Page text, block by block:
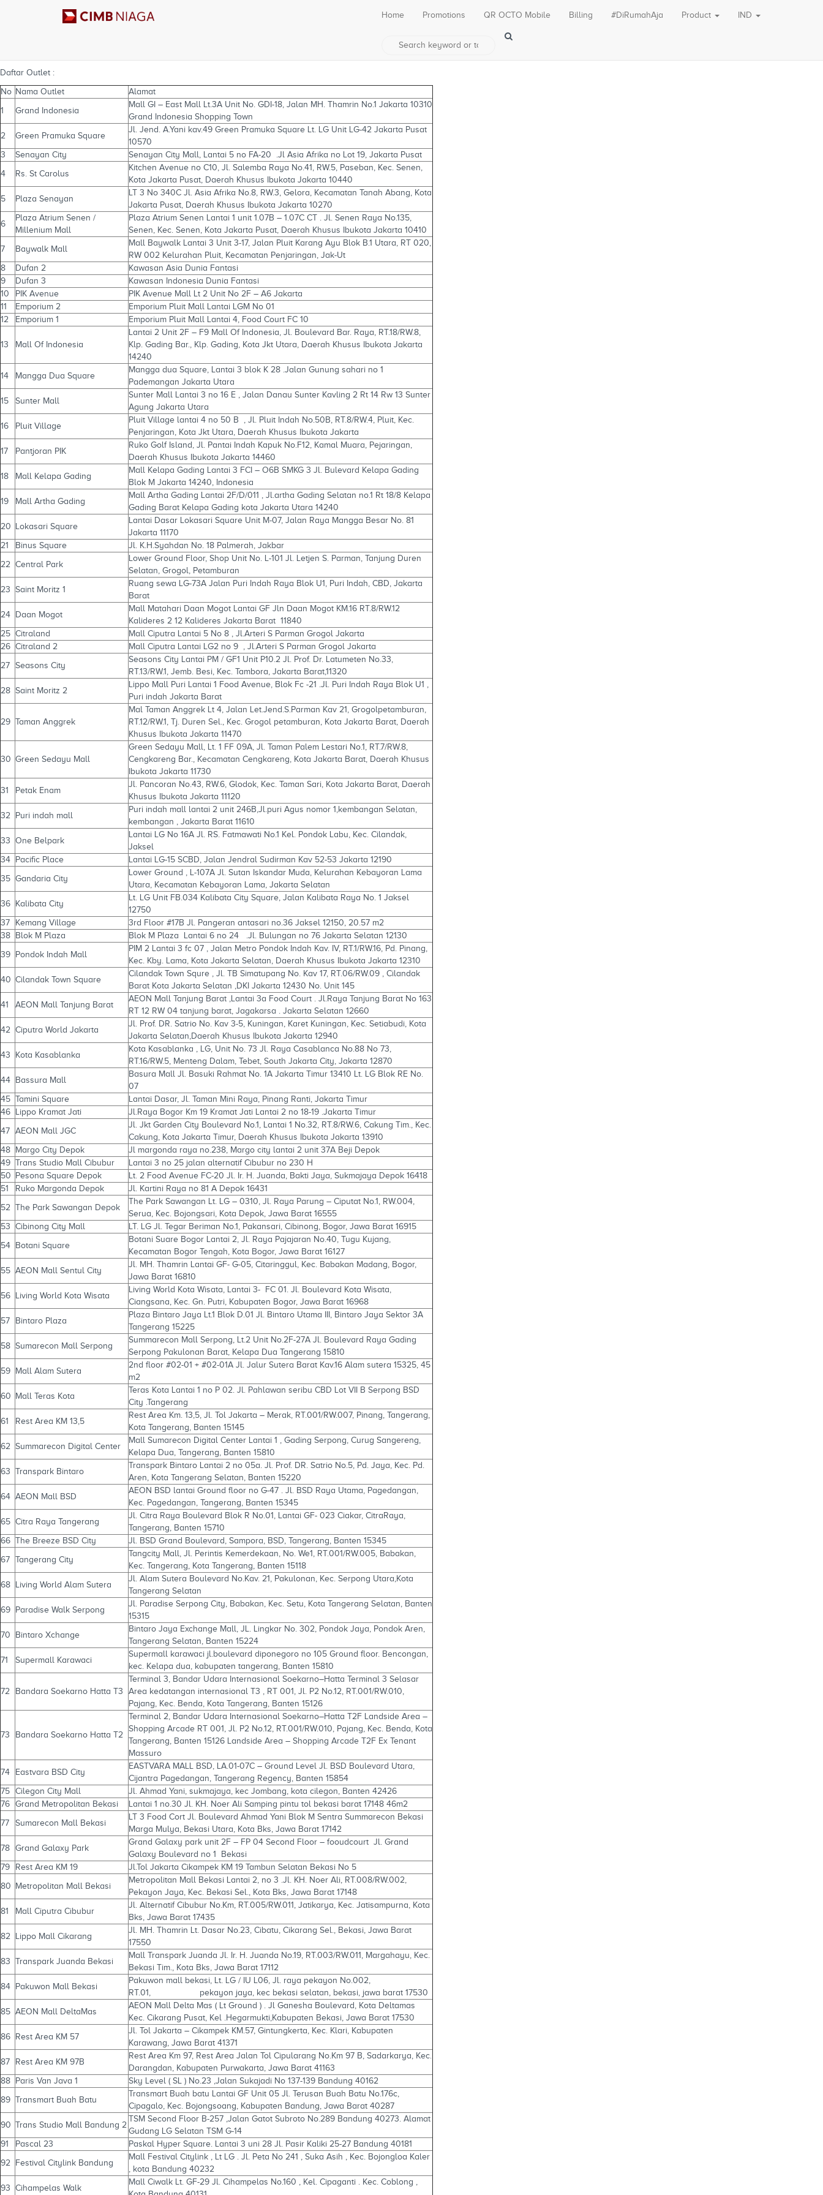
Home Promotions QR OCTO Mobile Billing #DiRumahAja Product IND
Daftar Outlet :
No Nama Outlet Alamat
1 Grand Indonesia
Mall GI – East Mall Lt.3A Unit No. GDI-18, Jalan MH. Thamrin No.1 Jakarta 10310
Grand Indonesia Shopping Town
2 Green Pramuka Square
Jl. Jend. A.Yani kav.49 Green Pramuka Square Lt. LG Unit LG-42 Jakarta Pusat
10570
3
Senayan City Senayan City Mall, Lantai 5 no FA-20 .Jl Asia Afrika no Lot 19, Jakarta Pusat
4 Rs. St Carolus
Kitchen Avenue no C10, Jl. Salemba Raya No.41, RW.5, Paseban, Kec. Senen,
Kota Jakarta Pusat, Daerah Khusus Ibukota Jakarta 10440
5 Plaza Senayan
LT 3 No 340C Jl. Asia Afrika No.8, RW.3, Gelora, Kecamatan Tanah Abang, Kota
Jakarta Pusat, Daerah Khusus Ibukota Jakarta 10270
6
Plaza Atrium Senen /
Millenium Mall
Plaza Atrium Senen Lantai 1 unit 1.07B – 1.07C CT . Jl. Senen Raya No.135,
Senen, Kec. Senen, Kota Jakarta Pusat, Daerah Khusus Ibukota Jakarta 10410
7 Baywalk Mall
Mall Baywalk Lantai 3 Unit 3-17, Jalan Pluit Karang Ayu Blok B.1 Utara, RT 020,
RW 002 Kelurahan Pluit, Kecamatan Penjaringan, Jak-Ut
8
Dufan 2
Kawasan Asia Dunia Fantasi
9
Dufan 3
Kawasan Indonesia Dunia Fantasi
10
PIK Avenue
PIK Avenue Mall Lt 2 Unit No 2F – A6 Jakarta
11
Emporium 2
Emporium Pluit Mall Lantai LGM No 01
12
Emporium 1 Emporium Pluit Mall Lantai 4, Food Court FC 10
13 Mall Of Indonesia
Lantai 2 Unit 2F – F9 Mall Of Indonesia, Jl. Boulevard Bar. Raya, RT.18/RW.8,
Klp. Gading Bar., Klp. Gading, Kota Jkt Utara, Daerah Khusus Ibukota Jakarta
14240
14 Mangga Dua Square
Mangga dua Square, Lantai 3 blok K 28 .Jalan Gunung sahari no 1
Pademangan Jakarta Utara
15 Sunter Mall
Sunter Mall Lantai 3 no 16 E , Jalan Danau Sunter Kavling 2 Rt 14 Rw 13 Sunter
Agung Jakarta Utara
16 Pluit Village
Pluit Village lantai 4 no 50 B , Jl. Pluit Indah No.50B, RT.8/RW.4, Pluit, Kec.
Penjaringan, Kota Jkt Utara, Daerah Khusus Ibukota Jakarta
17 Pantjoran PIK
Ruko Golf Island, Jl. Pantai Indah Kapuk No.F12, Kamal Muara, Pejaringan,
Daerah Khusus Ibukota Jakarta 14460
18 Mall Kelapa Gading
Mall Kelapa Gading Lantai 3 FCI – O6B SMKG 3 Jl. Bulevard Kelapa Gading
Blok M Jakarta 14240, Indonesia
19 Mall Artha Gading
Mall Artha Gading Lantai 2F/D/011 , Jl.artha Gading Selatan no.1 Rt 18/8 Kelapa
Gading Barat Kelapa Gading kota Jakarta Utara 14240
20 Lokasari Square
Lantai Dasar Lokasari Square Unit M-07, Jalan Raya Mangga Besar No. 81
Jakarta 11170
21
Binus Square Jl. K.H.Syahdan No. 18 Palmerah, Jakbar
22 Central Park
Lower Ground Floor, Shop Unit No. L-101 Jl. Letjen S. Parman, Tanjung Duren
Selatan, Grogol, Petamburan
23 Saint Moritz 1
Ruang sewa LG-73A Jalan Puri Indah Raya Blok U1, Puri Indah, CBD, Jakarta
Barat
24 Daan Mogot
Mall Matahari Daan Mogot Lantai GF Jln Daan Mogot KM.16 RT.8/RW.12
Kalideres 2 12 Kalideres Jakarta Barat 11840
25 Citraland
Mall Ciputra Lantai 5 No 8 , Jl.Arteri S Parman Grogol Jakarta
26 Citraland 2 Mall Ciputra Lantai LG2 no 9 , Jl.Arteri S Parman Grogol Jakarta
27 Seasons City
Seasons City Lantai PM / GF1 Unit P10.2 Jl. Prof. Dr. Latumeten No.33,
RT.13/RW.1, Jemb. Besi, Kec. Tambora, Jakarta Barat,11320
28 Saint Moritz 2
Lippo Mall Puri Lantai 1 Food Avenue, Blok Fc -21 .Jl. Puri Indah Raya Blok U1 ,
Puri indah Jakarta Barat
29 Taman Anggrek
Mal Taman Anggrek Lt 4, Jalan Let.Jend.S.Parman Kav 21, Grogolpetamburan,
RT.12/RW.1, Tj. Duren Sel., Kec. Grogol petamburan, Kota Jakarta Barat, Daerah
Khusus Ibukota Jakarta 11470
30 Green Sedayu Mall
Green Sedayu Mall, Lt. 1 FF 09A, Jl. Taman Palem Lestari No.1, RT.7/RW.8,
Cengkareng Bar., Kecamatan Cengkareng, Kota Jakarta Barat, Daerah Khusus
Ibukota Jakarta 11730
31 Petak Enam
Jl. Pancoran No.43, RW.6, Glodok, Kec. Taman Sari, Kota Jakarta Barat, Daerah
Khusus Ibukota Jakarta 11120
32 Puri indah mall
Puri indah mall lantai 2 unit 246B,Jl.puri Agus nomor 1,kembangan Selatan,
kembangan , Jakarta Barat 11610
33 One Belpark
Lantai LG No 16A Jl. RS. Fatmawati No.1 Kel. Pondok Labu, Kec. Cilandak,
Jaksel
34
Pacific Place Lantai LG-15 SCBD, Jalan Jendral Sudirman Kav 52-53 Jakarta 12190
35 Gandaria City
Lower Ground , L-107A Jl. Sutan Iskandar Muda, Kelurahan Kebayoran Lama
Utara, Kecamatan Kebayoran Lama, Jakarta Selatan
36 Kalibata City
Lt. LG Unit FB.034 Kalibata City Square, Jalan Kalibata Raya No. 1 Jaksel
12750
37
Kemang Village
3rd Floor #17B Jl. Pangeran antasari no.36 Jaksel 12150, 20.57 m2
38
Blok M Plaza Blok M Plaza Lantai 6 no 24 .Jl. Bulungan no 76 Jakarta Selatan 12130
39 Pondok Indah Mall
PIM 2 Lantai 3 fc 07 , Jalan Metro Pondok Indah Kav. IV, RT.1/RW.16, Pd. Pinang,
Kec. Kby. Lama, Kota Jakarta Selatan, Daerah Khusus Ibukota Jakarta 12310
40 Cilandak Town Square
Cilandak Town Squre , Jl. TB Simatupang No. Kav 17, RT.06/RW.09 , Cilandak
Barat Kota Jakarta Selatan ,DKI Jakarta 12430 No. Unit 145
41 AEON Mall Tanjung Barat
AEON Mall Tanjung Barat ,Lantai 3a Food Court . Jl.Raya Tanjung Barat No 163
RT 12 RW 04 tanjung barat, Jagakarsa . Jakarta Selatan 12660
42 Ciputra World Jakarta
Jl. Prof. DR. Satrio No. Kav 3-5, Kuningan, Karet Kuningan, Kec. Setiabudi, Kota
Jakarta Selatan,Daerah Khusus Ibukota Jakarta 12940
43 Kota Kasablanka
Kota Kasablanka , LG, Unit No. 73 Jl. Raya Casablanca No.88 No 73,
RT.16/RW.5, Menteng Dalam, Tebet, South Jakarta City, Jakarta 12870
44 Bassura Mall
Basura Mall Jl. Basuki Rahmat No. 1A Jakarta Timur 13410 Lt. LG Blok RE No.
07
45 Tamini Square
Lantai Dasar, Jl. Taman Mini Raya, Pinang Ranti, Jakarta Timur
46
Lippo Kramat Jati Jl.Raya Bogor Km 19 Kramat Jati Lantai 2 no 18-19 .Jakarta Timur
47 AEON Mall JGC
Jl. Jkt Garden City Boulevard No.1, Lantai 1 No.32, RT.8/RW.6, Cakung Tim., Kec.
Cakung, Kota Jakarta Timur, Daerah Khusus Ibukota Jakarta 13910
48
Margo City Depok
Jl margonda raya no.238, Margo city lantai 2 unit 37A Beji Depok
49 Trans Studio Mall Cibubur
Lantai 3 no 25 jalan alternatif Cibubur no 230 H
50
Pesona Square Depok
Lt. 2 Food Avenue FC-20 Jl. Ir. H. Juanda, Bakti Jaya, Sukmajaya Depok 16418
51
Ruko Margonda Depok Jl. Kartini Raya no 81 A Depok 16431
52 The Park Sawangan Depok
The Park Sawangan Lt. LG – 0310, Jl. Raya Parung – Ciputat No.1, RW.004,
Serua, Kec. Bojongsari, Kota Depok, Jawa Barat 16555
53 Cibinong City Mall LT. LG Jl. Tegar Beriman No.1, Pakansari, Cibinong, Bogor, Jawa Barat 16915
54 Botani Square
Botani Suare Bogor Lantai 2, Jl. Raya Pajajaran No.40, Tugu Kujang,
Kecamatan Bogor Tengah, Kota Bogor, Jawa Barat 16127
55 AEON Mall Sentul City
Jl. MH. Thamrin Lantai GF- G-05, Citaringgul, Kec. Babakan Madang, Bogor,
Jawa Barat 16810
56 Living World Kota Wisata
Living World Kota Wisata, Lantai 3- FC 01. Jl. Boulevard Kota Wisata,
Ciangsana, Kec. Gn. Putri, Kabupaten Bogor, Jawa Barat 16968
57 Bintaro Plaza
Plaza Bintaro Jaya Lt.1 Blok D.01 Jl. Bintaro Utama III, Bintaro Jaya Sektor 3A
Tangerang 15225
58 Sumarecon Mall Serpong
Summarecon Mall Serpong, Lt.2 Unit No.2F-27A Jl. Boulevard Raya Gading
Serpong Pakulonan Barat, Kelapa Dua Tangerang 15810
59 Mall Alam Sutera
2nd floor #02-01 + #02-01A Jl. Jalur Sutera Barat Kav.16 Alam sutera 15325, 45
m2
60 Mall Teras Kota
Teras Kota Lantai 1 no P 02. Jl. Pahlawan seribu CBD Lot VII B Serpong BSD
City .Tangerang
61 Rest Area KM 13,5
Rest Area Km. 13,5, Jl. Tol Jakarta – Merak, RT.001/RW.007, Pinang, Tangerang,
Kota Tangerang, Banten 15145
62 Summarecon Digital Center
Mall Sumarecon Digital Center Lantai 1 , Gading Serpong, Curug Sangereng,
Kelapa Dua, Tangerang, Banten 15810
63 Transpark Bintaro
Transpark Bintaro Lantai 2 no 05a. Jl. Prof. DR. Satrio No.5, Pd. Jaya, Kec. Pd.
Aren, Kota Tangerang Selatan, Banten 15220
64 AEON Mall BSD
AEON BSD lantai Ground floor no G-47 . Jl. BSD Raya Utama, Pagedangan,
Kec. Pagedangan, Tangerang, Banten 15345
65 Citra Raya Tangerang
Jl. Citra Raya Boulevard Blok R No.01, Lantai GF- 023 Ciakar, CitraRaya,
Tangerang, Banten 15710
66 The Breeze BSD City Jl. BSD Grand Boulevard, Sampora, BSD, Tangerang, Banten 15345
67 Tangerang City
Tangcity Mall, Jl. Perintis Kemerdekaan, No. We1, RT.001/RW.005, Babakan,
Kec. Tangerang, Kota Tangerang, Banten 15118
68 Living World Alam Sutera
Jl. Alam Sutera Boulevard No.Kav. 21, Pakulonan, Kec. Serpong Utara,Kota
Tangerang Selatan
69 Paradise Walk Serpong
Jl. Paradise Serpong City, Babakan, Kec. Setu, Kota Tangerang Selatan, Banten
15315
70 Bintaro Xchange
Bintaro Jaya Exchange Mall, JL. Lingkar No. 302, Pondok Jaya, Pondok Aren,
Tangerang Selatan, Banten 15224
71 Supermall Karawaci
Supermall karawaci jl.boulevard diponegoro no 105 Ground floor. Bencongan,
kec. Kelapa dua, kabupaten tangerang, Banten 15810
72 Bandara Soekarno Hatta T3
Terminal 3, Bandar Udara Internasional Soekarno–Hatta Terminal 3 Selasar
Area kedatangan internasional T3 , RT 001, Jl. P2 No.12, RT.001/RW.010,
Pajang, Kec. Benda, Kota Tangerang, Banten 15126
73 Bandara Soekarno Hatta T2
Terminal 2, Bandar Udara Internasional Soekarno–Hatta T2F Landside Area –
Shopping Arcade RT 001, Jl. P2 No.12, RT.001/RW.010, Pajang, Kec. Benda, Kota
Tangerang, Banten 15126 Landside Area – Shopping Arcade T2F Ex Tenant
Massuro
74 Eastvara BSD City
EASTVARA MALL BSD, LA.01-07C – Ground Level Jl. BSD Boulevard Utara,
Cijantra Pagedangan, Tangerang Regency, Banten 15854
75 Cilegon City Mall
Jl. Ahmad Yani, sukmajaya, kec Jombang, kota cilegon, Banten 42426
76 Grand Metropolitan Bekasi Lantai 1 no.30 Jl. KH. Noer Ali Samping pintu tol bekasi barat 17148 46m2
77 Sumarecon Mall Bekasi
LT 3 Food Cort Jl. Boulevard Ahmad Yani Blok M Sentra Summarecon Bekasi
Marga Mulya, Bekasi Utara, Kota Bks, Jawa Barat 17142
78 Grand Galaxy Park
Grand Galaxy park unit 2F – FP 04 Second Floor – fooudcourt Jl. Grand
Galaxy Boulevard no 1 Bekasi
79
Rest Area KM 19 Jl.Tol Jakarta Cikampek KM 19 Tambun Selatan Bekasi No 5
80 Metropolitan Mall Bekasi
Metropolitan Mall Bekasi Lantai 2, no 3 .Jl. KH. Noer Ali, RT.008/RW.002,
Pekayon Jaya, Kec. Bekasi Sel., Kota Bks, Jawa Barat 17148
81 Mall Ciputra Cibubur
Jl. Alternatif Cibubur No.Km, RT.005/RW.011, Jatikarya, Kec. Jatisampurna, Kota
Bks, Jawa Barat 17435
82 Lippo Mall Cikarang
Jl. MH. Thamrin Lt. Dasar No.23, Cibatu, Cikarang Sel., Bekasi, Jawa Barat
17550
83 Transpark Juanda Bekasi
Mall Transpark Juanda Jl. Ir. H. Juanda No.19, RT.003/RW.011, Margahayu, Kec.
Bekasi Tim., Kota Bks, Jawa Barat 17112
84 Pakuwon Mall Bekasi
Pakuwon mall bekasi, Lt. LG / IU L06, Jl. raya pekayon No.002,
RT.01, pekayon jaya, kec bekasi selatan, bekasi, jawa barat 17530
85 AEON Mall DeltaMas
AEON Mall Delta Mas ( Lt Ground ) . Jl Ganesha Boulevard, Kota Deltamas
Kec. Cikarang Pusat, Kel .Hegarmukti,Kabupaten Bekasi, Jawa Barat 17530
86 Rest Area KM 57
Jl. Tol Jakarta – Cikampek KM.57, Gintungkerta, Kec. Klari, Kabupaten
Karawang, Jawa Barat 41371
87 Rest Area KM 97B
Rest Area Km 97, Rest Area Jalan Tol Cipularang No.Km 97 B, Sadarkarya, Kec.
Darangdan, Kabupaten Purwakarta, Jawa Barat 41163
88
Paris Van Java 1 Sky Level ( SL ) No.23 ,Jalan Sukajadi No 137-139 Bandung 40162
89 Transmart Buah Batu
Transmart Buah batu Lantai GF Unit 05 Jl. Terusan Buah Batu No.176c,
Cipagalo, Kec. Bojongsoang, Kabupaten Bandung, Jawa Barat 40287
90 Trans Studio Mall Bandung 2
TSM Second Floor B-257 ,Jalan Gatot Subroto No.289 Bandung 40273. Alamat
Gudang LG Selatan TSM G-14
91
Pascal 23 Paskal Hyper Square. Lantai 3 uni 28 Jl. Pasir Kaliki 25-27 Bandung 40181
92 Festival Citylink Bandung
Mall Festival Citylink , Lt LG . Jl. Peta No 241 , Suka Asih , Kec. Bojongloa Kaler
, kota Bandung 40232
93 Cihampelas Walk
Mall Ciwalk Lt. GF-29 Jl. Cihampelas No.160 , Kel. Cipaganti . Kec. Coblong ,